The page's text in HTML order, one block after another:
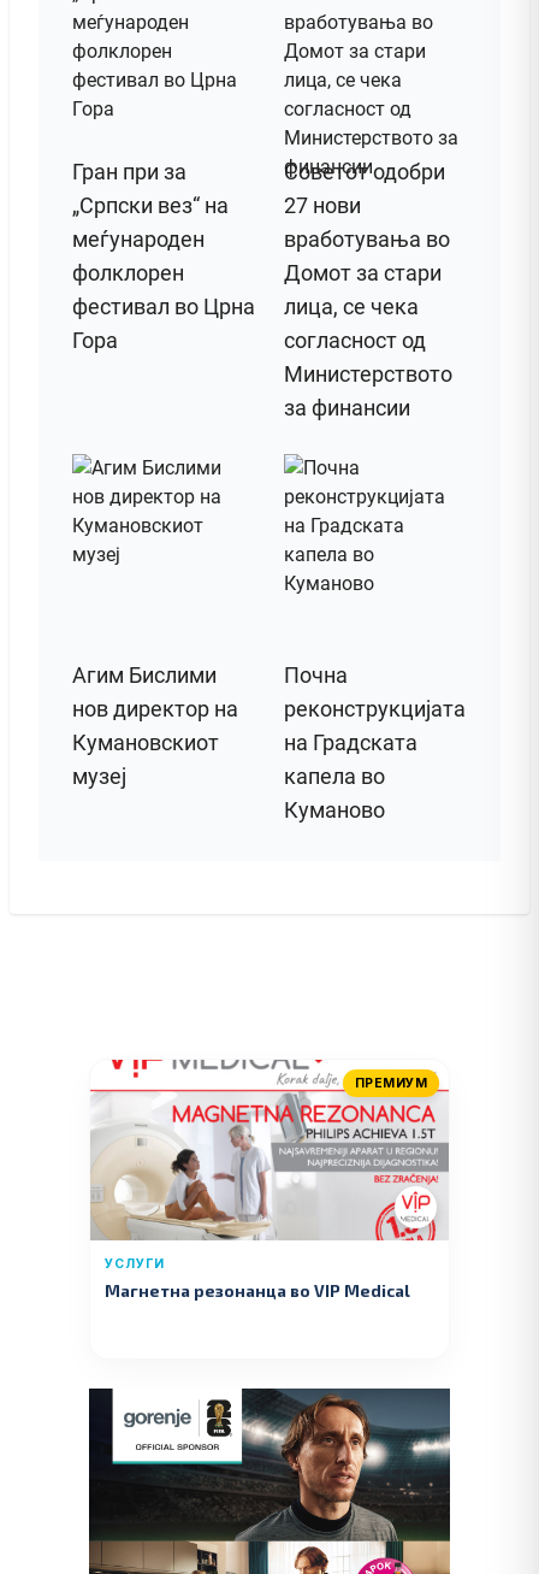
Гран при за
„Српски вез“ на
меѓународен
фолклорен
фестивал во Црна
Гора
Советот одобри
27 нови
вработувања во
Домот за стари
лица, се чека
согласност од
Министерството
за финансии
Агим Бислими
нов директор на
Кумановскиот
музеј
Почна
реконструкцијата
на Градската
капела во
Куманово
ПРЕМИУМ
УСЛУГИ
Магнетна резонанца во VIP Medical